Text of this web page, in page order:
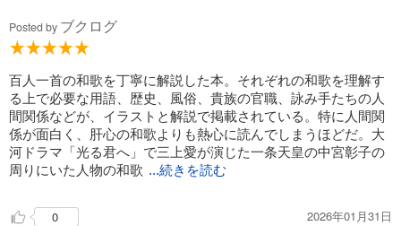
Posted by ブクログ
百人一首の和歌を丁寧に解説した本。それぞれの和歌を理解す
る上で必要な用語、歴史、風俗、貴族の官職、詠み手たちの人
間関係などが、イラストと解説で掲載されている。特に人間関
係が面白く、肝心の和歌よりも熱心に読んでしまうほどだ。大
河ドラマ「光る君へ」で三上愛が演じた一条天皇の中宮彰子の
周りにいた人物の和歌 ...続きを読む
0 2026年01月31日